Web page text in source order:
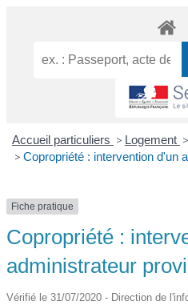
Accueil particuliers > Logement >
> Copropriété : intervention d'un
Fiche pratique
Copropriété :
administrateur
Vérifié le 31/07/2020 - Direction de